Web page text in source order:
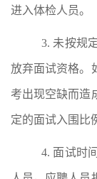
进入体检人员。
3. 未按规
放弃面试资格。
考出现空缺而造
定的面试入围比
4. 面试时间